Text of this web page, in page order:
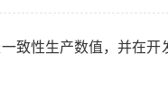
致性生产数值，并在